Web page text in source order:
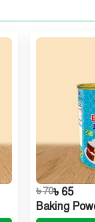
৳ 70৳ 65
Baking